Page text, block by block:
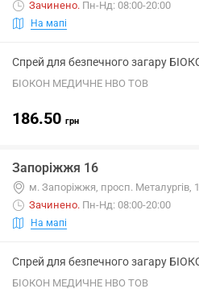
Зачинено. Пн-Нд: 08:00-20:00
На мапі
Спрей для безпечного загару
БІОКОН МЕДИЧНЕ НВО ТОВ
186.50 грн
Запоріжжя 16
м. Запоріжжя, просп. Металургів,
Зачинено. Пн-Нд: 08:00-20:00
На мапі
Спрей для безпечного загару
БІОКОН МЕДИЧНЕ НВО ТОВ